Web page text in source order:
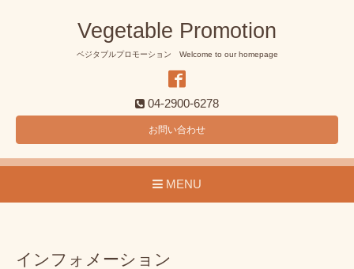
Vegetable Promotion
ベジタブルプロモーション Welcome to our homepage
04-2900-6278
お問い合わせ
MENU
インフォメーション